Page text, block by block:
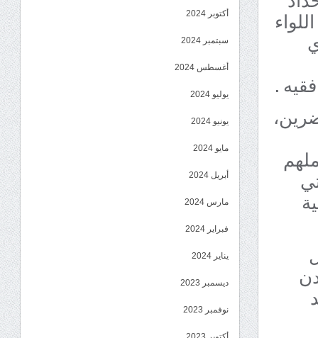
.
أكتوبر 2024
سبتمبر 2024
أغسطس 2024
يوليو 2024
يونيو 2024
مايو 2024
أبريل 2024
مارس 2024
فبراير 2024
يناير 2024
ديسمبر 2023
نوفمبر 2023